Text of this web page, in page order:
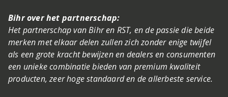
Bihr over het partnerschap:
Het partnerschap van Bihr en RST, en de passie die beide
merken met elkaar delen zullen zich zonder enige twijfel
als een grote kracht bewijzen en dealers en consumenten
een unieke combinatie bieden van premium kwaliteit
producten, zeer hoge standaard en de allerbeste service.